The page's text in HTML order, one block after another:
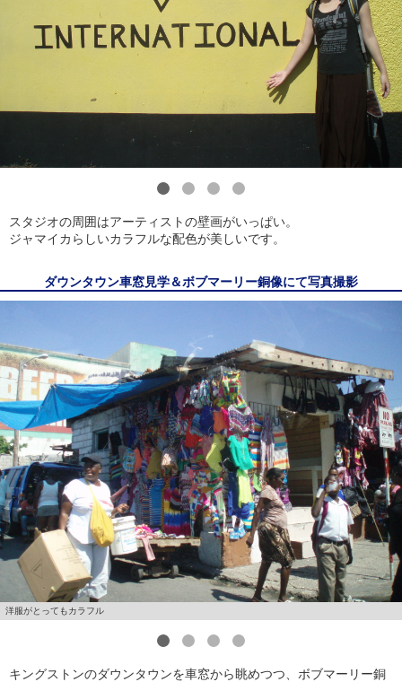
スタジオの周囲はアーティストの壁画がいっぱい。
ジャマイカらしいカラフルな配色が美しいです。
ダウンタウン車窓見学＆ボブマーリー銅像にて写真撮影
洋服がとってもカラフル
キングストンのダウンタウンを車窓から眺めつつ、ボブマーリー銅